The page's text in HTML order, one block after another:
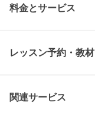
料金とサービス
レッスン予約・教材
関連サービス